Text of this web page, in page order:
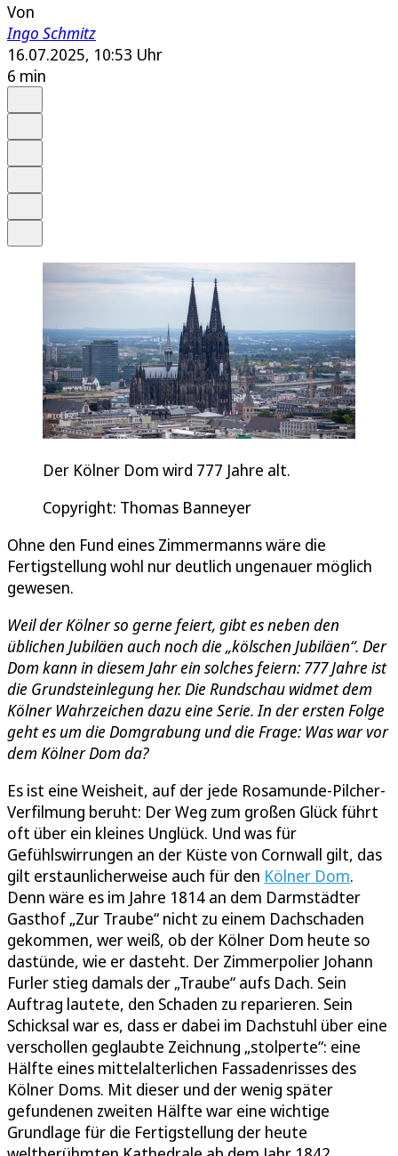
Von
Ingo Schmitz
16.07.2025, 10:53 Uhr
6 min
Der Kölner Dom wird 777 Jahre alt.
Copyright: Thomas Banneyer
Ohne den Fund eines Zimmermanns wäre die
Fertigstellung wohl nur deutlich ungenauer möglich
gewesen.
Weil der Kölner so gerne feiert, gibt es neben den
üblichen Jubiläen auch noch die „kölschen Jubiläen“. Der
Dom kann in diesem Jahr ein solches feiern: 777 Jahre ist
die Grundsteinlegung her. Die Rundschau widmet dem
Kölner Wahrzeichen dazu eine Serie. In der ersten Folge
geht es um die Domgrabung und die Frage: Was war vor
dem Kölner Dom da?
Es ist eine Weisheit, auf der jede Rosamunde-Pilcher-
Verfilmung beruht: Der Weg zum großen Glück führt
oft über ein kleines Unglück. Und was für
Gefühlswirrungen an der Küste von Cornwall gilt, das
gilt erstaunlicherweise auch für den Kölner Dom.
Denn wäre es im Jahre 1814 an dem Darmstädter
Gasthof „Zur Traube“ nicht zu einem Dachschaden
gekommen, wer weiß, ob der Kölner Dom heute so
dastünde, wie er dasteht. Der Zimmerpolier Johann
Furler stieg damals der „Traube“ aufs Dach. Sein
Auftrag lautete, den Schaden zu reparieren. Sein
Schicksal war es, dass er dabei im Dachstuhl über eine
verschollen geglaubte Zeichnung „stolperte“: eine
Hälfte eines mittelalterlichen Fassadenrisses des
Kölner Doms. Mit dieser und der wenig später
gefundenen zweiten Hälfte war eine wichtige
Grundlage für die Fertigstellung der heute